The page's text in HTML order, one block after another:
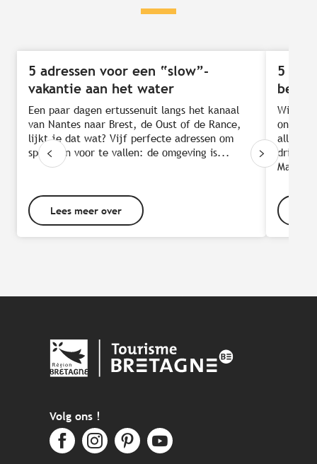
5 adressen voor een “slow”-
vakantie aan het water
Een paar dagen ertussenuit langs het kanaal
van Nantes naar Brest, de Oust of de Rance,
lijkt je dat wat? Vijf perfecte adressen om
spontaan voor te vallen: de omgeving is...
Lees meer over
5
Wil je
alleen
Volg ons !